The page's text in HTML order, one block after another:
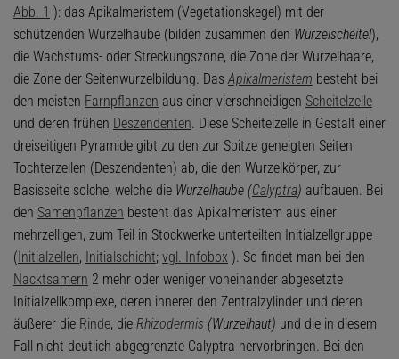
Abb. 1 ): das Apikalmeristem (Vegetationskegel) mit der
schützenden Wurzelhaube (bilden zusammen den Wurzelscheitel),
die Wachstums- oder Streckungszone, die Zone der Wurzelhaare,
die Zone der Seitenwurzelbildung. DasApikalmeristem besteht bei
den meisten Farnpflanzen aus einer vierschneidigen Scheitelzelle
und deren frühen Deszendenten. Diese Scheitelzelle in Gestalt einer
dreiseitigen Pyramide gibt zu den zur Spitze geneigten Seiten
Tochterzellen (Deszendenten) ab, die den Wurzelkörper, zur
Basisseite solche, welche die Wurzelhaube (Calyptra) aufbauen. Bei
den Samenpflanzen besteht das Apikalmeristem aus einer
mehrzelligen, zum Teil in Stockwerke unterteilten Initialzellgruppe
(Initialzellen, Initialschicht; vgl. Infobox ). So findet man bei den
Nacktsamern 2 mehr oder weniger voneinander abgesetzte
Initialzellkomplexe, deren innerer den Zentralzylinder und deren
äußerer die Rinde, die Rhizodermis (Wurzelhaut) und die in diesem
Fall nicht deutlich abgegrenzte Calyptra hervorbringen. Bei den